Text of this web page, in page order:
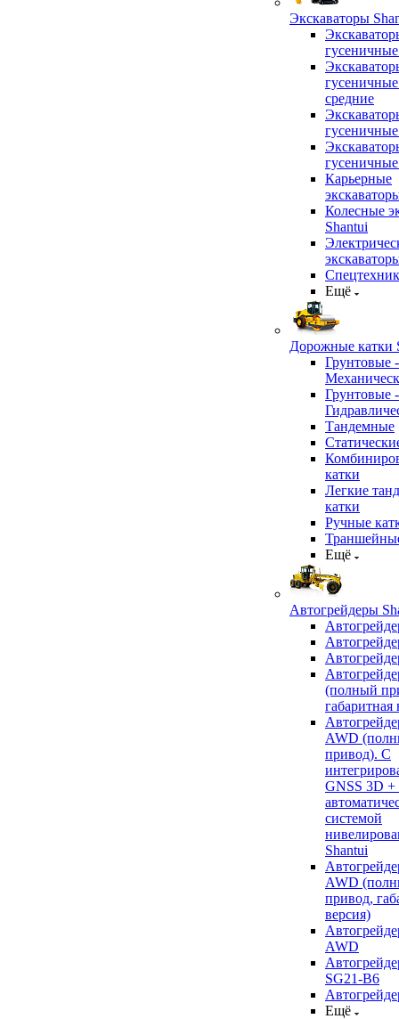
Экскаваторы
средние
Карьерные
Колесные
Shantui
Ещё
Дорожные катки
Грунтовые -
Грунтовые -
Тандемные
катки
Легкие
катки
Ручные
Ещё
Автогрейдеры
(полный
габаритная
AWD
привод). С
GNSS 3D +
системой
Shantui
AWD
привод,
версия)
AWD
SG21-B6
Ещё